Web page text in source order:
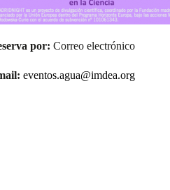
por: Correo electrónico
eventos.agua@imdea.org